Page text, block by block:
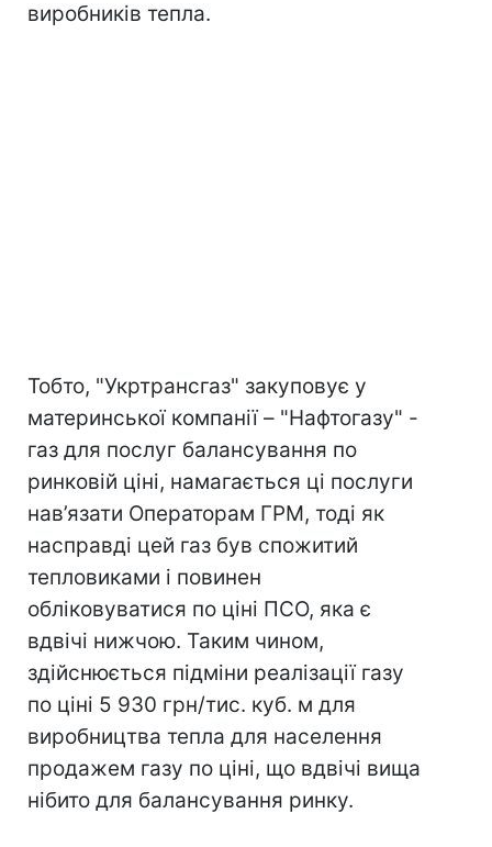
виробників тепла.
Тобто, "Укртрансгаз" закуповує у
материнської компанії – "Нафтогазу" -
газ для послуг балансування по
ринковій ціні, намагається ці послуги
нав’язати Операторам ГРМ, тоді як
насправді цей газ був спожитий
тепловиками і повинен
обліковуватися по ціні ПСО, яка є
вдвічі нижчою. Таким чином,
здійснюється підміни реалізації газу
по ціні 5 930 грн/тис. куб. м для
виробництва тепла для населення
продажем газу по ціні, що вдвічі вища
нібито для балансування ринку.